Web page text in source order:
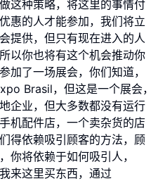
这种策略，将这里的事情付
惠的人才能参加，我们将立
提供，但只有现在进入的人
以你也将有这个机会推动你
加了一场展会，你们知道，
Brasil，但这是一个展会，
企业，但大多数都没有运行
机配件店，一个卖杂货的店
得依赖吸引顾客的方法，顾
你将依赖于如何吸引人，
来这里买东西，通过